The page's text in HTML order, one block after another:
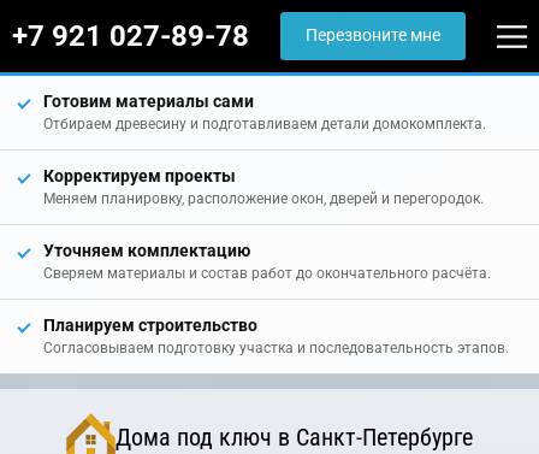
+7 921 027-89-78 Перезвоните мне
Готовим материалы сами
Отбираем древесину и подготавливаем детали домокомплекта.
Корректируем проекты
Меняем планировку, расположение окон, дверей и перегородок.
Уточняем комплектацию
Сверяем материалы и состав работ до окончательного расчёта.
Планируем строительство
Согласовываем подготовку участка и последовательность этапов.
Дома под ключ в Санкт-Петербурге